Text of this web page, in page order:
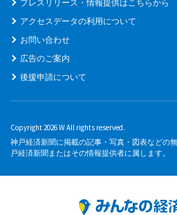
プレスリリース・情報提供はこちらから
アクセスデータの利用について
お問い合わせ
広告のご案内
後援申請について
Copyright 2026 W All rights reserved.
神戸経済新聞に掲載の記事・写真・図表などの
戸経済新聞またはその情報提供者に属します。